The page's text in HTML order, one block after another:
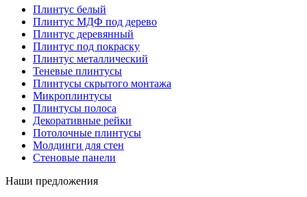
Плинтус белый
Плинтус МДФ под дерево
Плинтус деревянный
Плинтус под покраску
Плинтус металлический
Теневые плинтусы
Плинтусы скрытого монтажа
Микроплинтусы
Плинтусы полоса
Декоративные рейки
Потолочные плинтусы
Молдинги для стен
Стеновые панели
Наши предложения